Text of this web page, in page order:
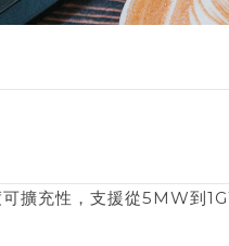
擴充性，支援從5MW到